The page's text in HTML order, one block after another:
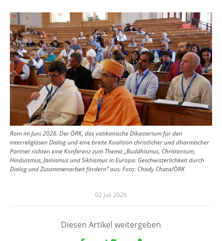
Image
Rom im Juni 2026. Der ÖRK, das vatikanische Dikasterium für den
interreligiösen Dialog und eine breite Koalition christlicher und dharmischer
Partner richten eine Konferenz zum Thema „Buddhismus, Christentum,
Hinduismus, Jainismus und Sikhismus in Europa: Geschwisterlichkeit durch
Dialog und Zusammenarbeit fördern“ aus. Foto: Chady Chata/ÖRK
02 Juli 2026
Diesen Artikel weitergeben